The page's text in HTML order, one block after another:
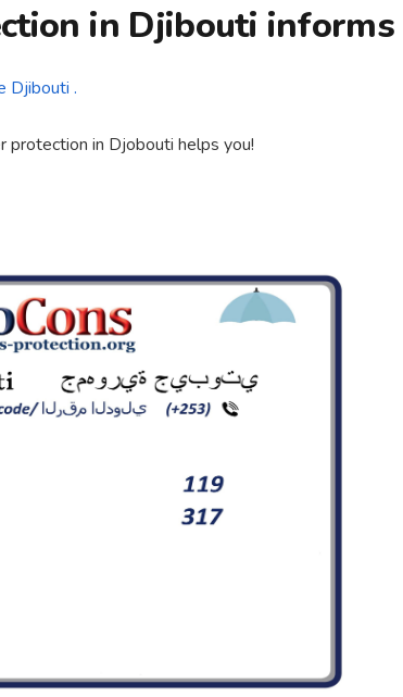
in Djibouti informs
Djibouti .
protection in Djobouti helps you!